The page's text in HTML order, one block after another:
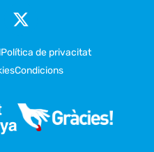
Política de privacitat
Condicions